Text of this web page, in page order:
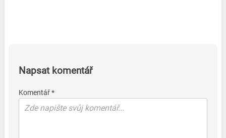
Napsat komentář
Komentář *